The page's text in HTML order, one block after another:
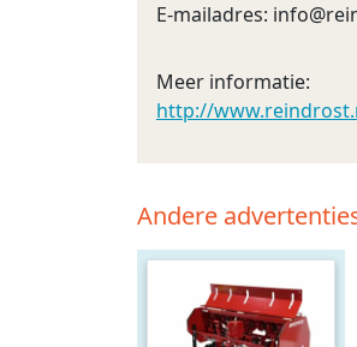
E-mailadres:
Meer informatie:
http://
Andere